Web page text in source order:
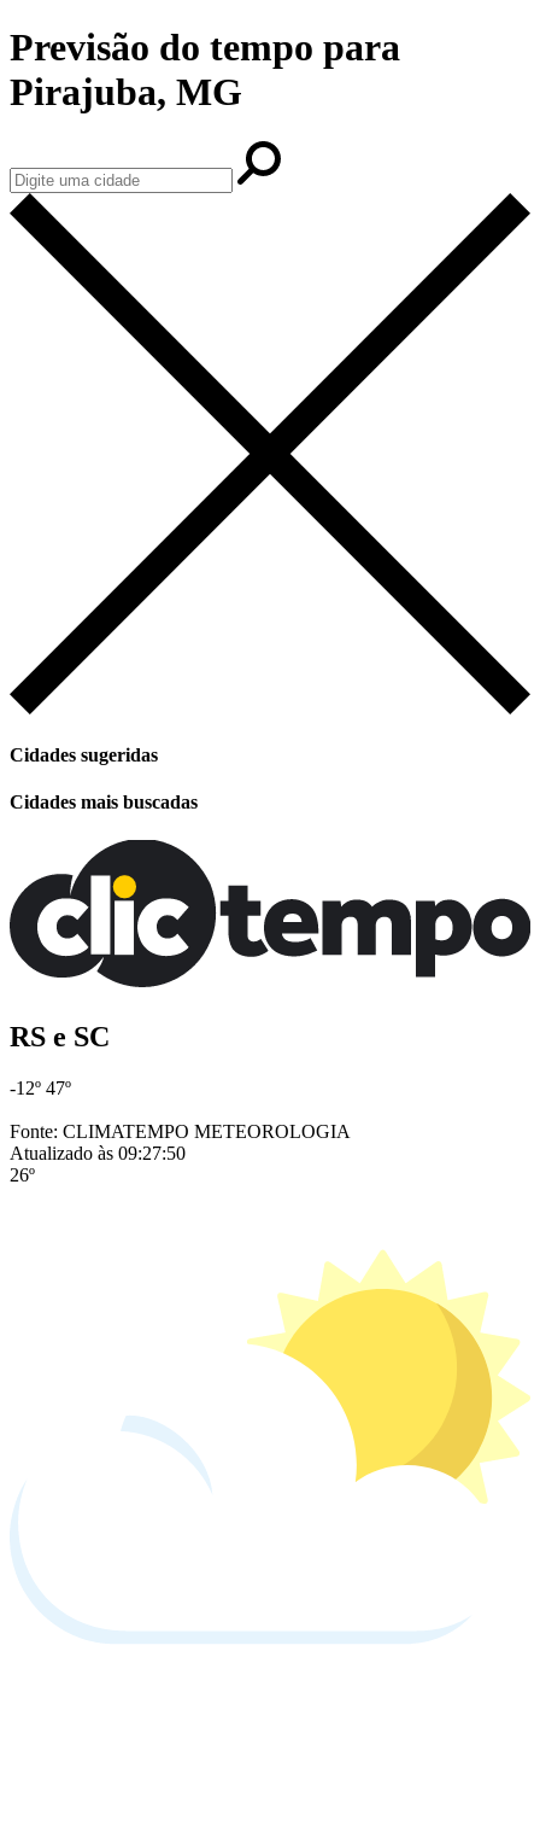
Previsão do tempo para
Pirajuba, MG
Cidades sugeridas
Cidades mais buscadas
RS e SC
-12º 47º
Fonte: CLIMATEMPO METEOROLOGIA
Atualizado às 09:27:50
26º